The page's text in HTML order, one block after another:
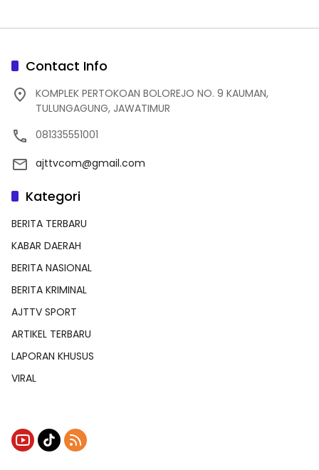
Contact Info
KOMPLEK PERTOKOAN BOLOREJO NO. 9 KAUMAN,
TULUNGAGUNG, JAWATIMUR
081335551001
ajttvcom@gmail.com
Kategori
BERITA TERBARU
KABAR DAERAH
BERITA NASIONAL
BERITA KRIMINAL
AJTTV SPORT
ARTIKEL TERBARU
LAPORAN KHUSUS
VIRAL